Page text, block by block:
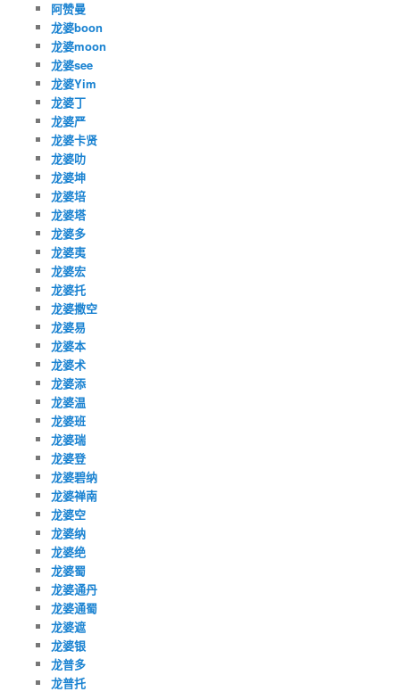
阿赞曼
龙婆boon
龙婆moon
龙婆see
龙婆Yim
龙婆丁
龙婆严
龙婆卡贤
龙婆叻
龙婆坤
龙婆培
龙婆塔
龙婆多
龙婆夷
龙婆宏
龙婆托
龙婆撒空
龙婆易
龙婆本
龙婆术
龙婆添
龙婆温
龙婆班
龙婆瑞
龙婆登
龙婆碧纳
龙婆禅南
龙婆空
龙婆纳
龙婆绝
龙婆蜀
龙婆通丹
龙婆通蜀
龙婆遮
龙婆银
龙普多
龙普托